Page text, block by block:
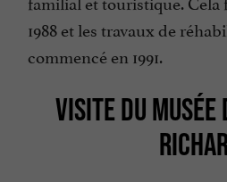
1988 et les travaux de
commencé en 1991.
VISITE DU MUSÉE